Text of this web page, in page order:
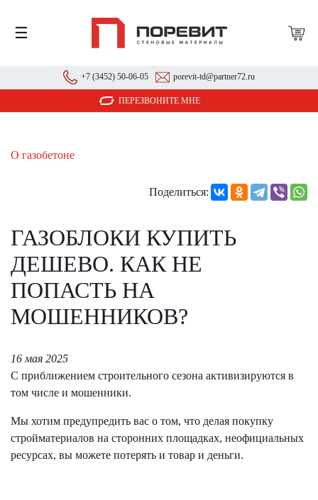
☰
+7 (3452) 50-06-05 porevit-td@partner72.ru
ПЕРЕЗВОНИТЕ МНЕ
О газобетоне
Поделиться:
ГАЗОБЛОКИ КУПИТЬ
ДЕШЕВО. КАК НЕ
ПОПАСТЬ НА
МОШЕННИКОВ?
16 мая 2025
С приближением строительного сезона активизируются в
том числе и мошенники.
Мы хотим предупредить вас о том, что делая покупку
стройматериалов на сторонних площадках, неофициальных
ресурсах, вы можете потерять и товар и деньги.